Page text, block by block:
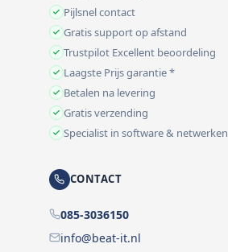
Pijlsnel contact
Gratis support op afstand
Trustpilot Excellent beoordeling
Laagste Prijs garantie *
Betalen na levering
Gratis verzending
Specialist in software & netwerken
CONTACT
085-3036150
info@beat-it.nl